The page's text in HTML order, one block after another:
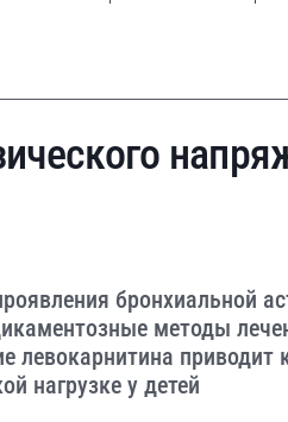
бронхиальной
методы
левокарнитина приводит
нагрузке у детей